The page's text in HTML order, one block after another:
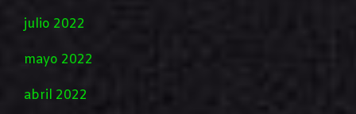
julio 2022
mayo 2022
abril 2022